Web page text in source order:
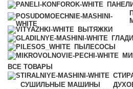
ВЫТЯЖКИ
ПЫЛЕСОСЫ
ВСЕ ТОВАРЫ
СУШИЛЬНЫЕ МАШИНЫ